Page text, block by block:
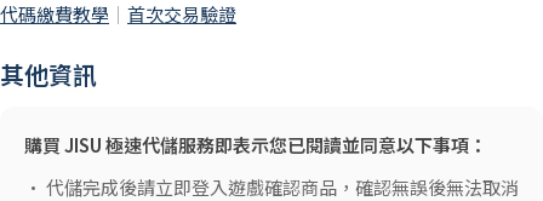
代碼繳費教學 ｜ 首次交易驗證
其他資訊
購買 JISU 極速代儲服務即表示您已閱讀並同意以下事項：
• 代儲完成後請立即登入遊戲確認商品，確認無誤後無法取消